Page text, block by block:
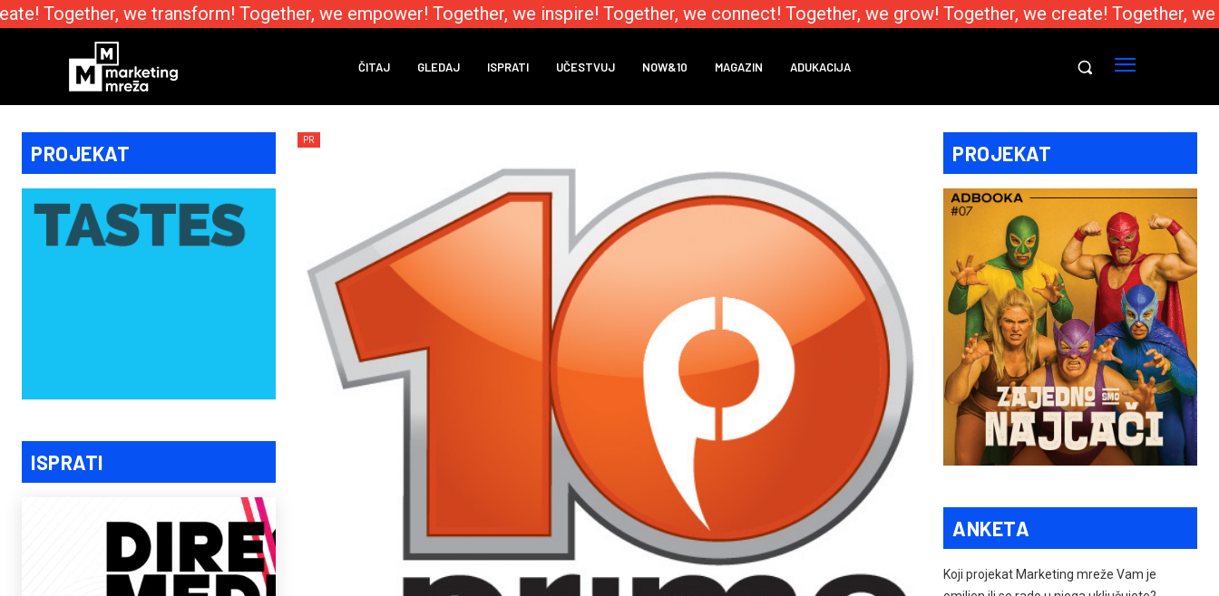
Together, we transform! Together, we empower! Together, we inspire! Together, we connect! Together, we grow! Together, we create! Together,
ČITAJ GLEDAJ ISPRATI UČESTVUJ NOW&10 MAGAZIN ADUKACIJA
PROJEKAT
ISPRATI
PR
PROJEKAT
ANKETA
Koji projekat Marketing mreže Vam je